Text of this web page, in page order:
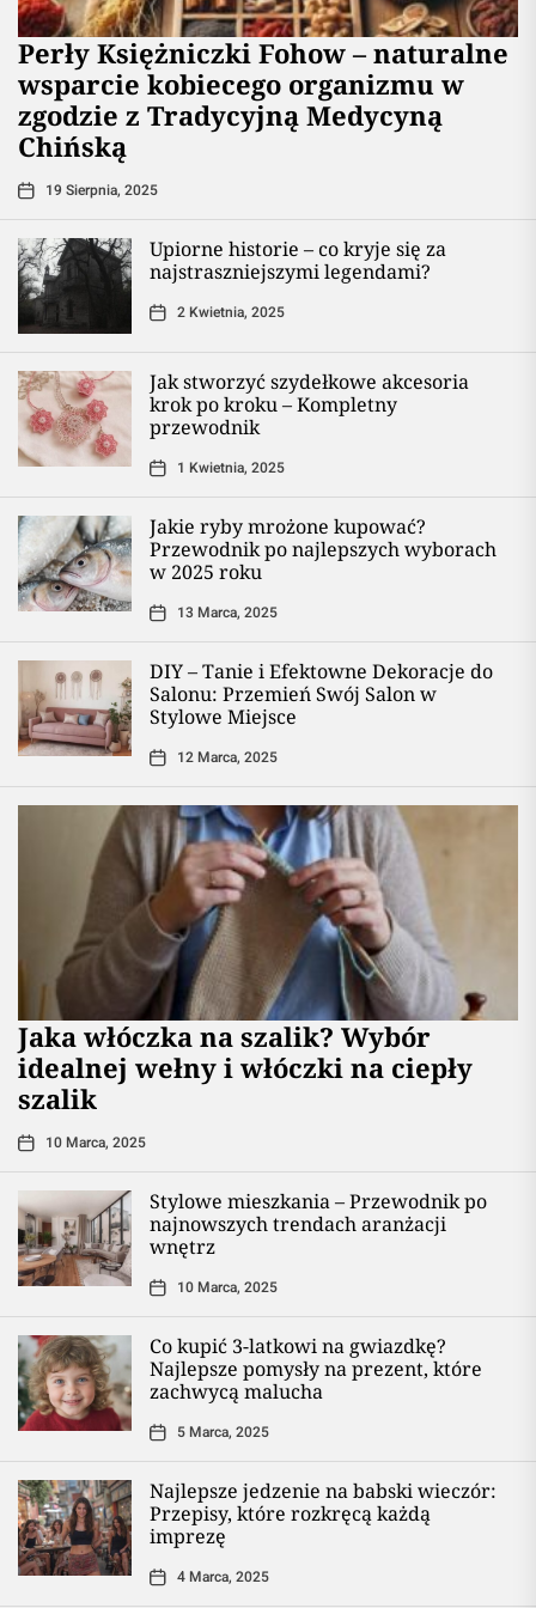
Perły Księżniczki Fohow – naturalne
wsparcie kobiecego organizmu w
zgodzie z Tradycyjną Medycyną
Chińską
19 Sierpnia, 2025
Upiorne historie – co kryje się za
najstraszniejszymi legendami?
2 Kwietnia, 2025
Jak stworzyć szydełkowe akcesoria
krok po kroku – Kompletny
przewodnik
1 Kwietnia, 2025
Jakie ryby mrożone kupować?
Przewodnik po najlepszych wyborach
w 2025 roku
13 Marca, 2025
DIY – Tanie i Efektowne Dekoracje do
Salonu: Przemień Swój Salon w
Stylowe Miejsce
12 Marca, 2025
Jaka włóczka na szalik? Wybór
idealnej wełny i włóczki na ciepły
szalik
10 Marca, 2025
Stylowe mieszkania – Przewodnik po
najnowszych trendach aranżacji
wnętrz
10 Marca, 2025
Co kupić 3-latkowi na gwiazdkę?
Najlepsze pomysły na prezent, które
zachwycą malucha
5 Marca, 2025
Najlepsze jedzenie na babski wieczór:
Przepisy, które rozkręcą każdą
imprezę
4 Marca, 2025